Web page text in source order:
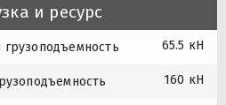
и ресурс
грузоподъемность 65.5 кН
160 кН